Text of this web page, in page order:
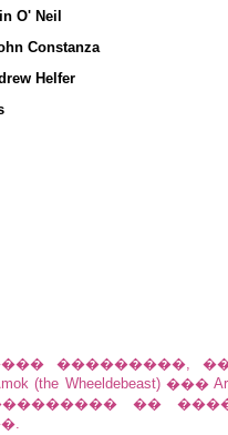
O' Neil
Constanza
Helfer
���������,
(the Wheeldebeast)
��